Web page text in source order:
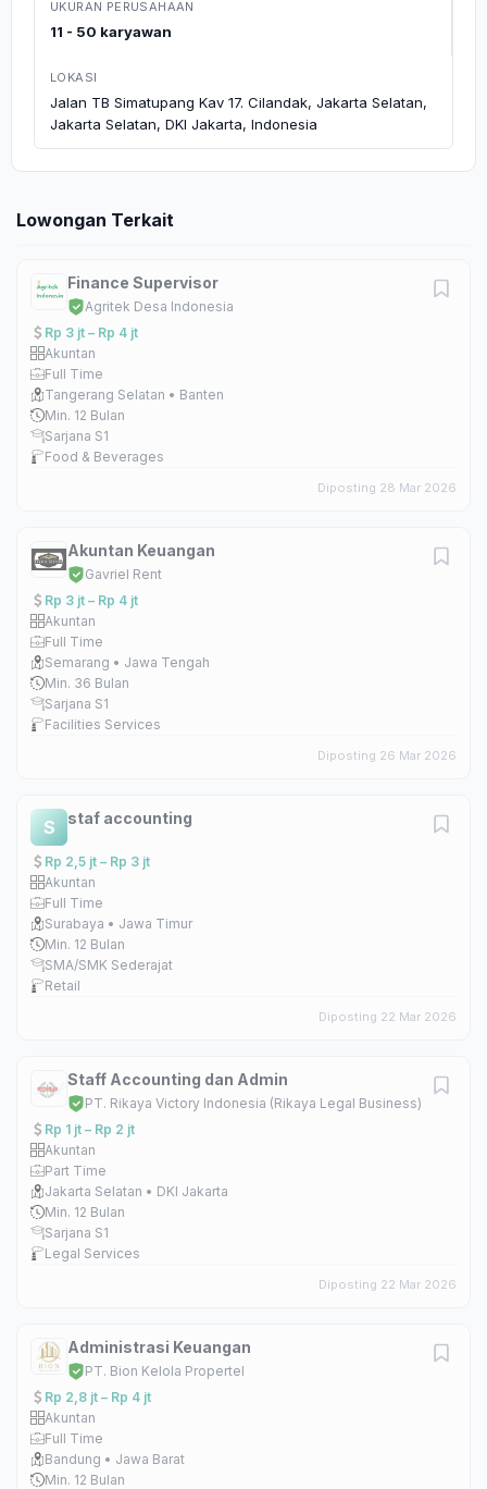
UKURAN PERUSAHAAN
11 - 50 karyawan
LOKASI
Jalan TB Simatupang Kav 17. Cilandak, Jakarta Selatan,
Jakarta Selatan, DKI Jakarta, Indonesia
Lowongan Terkait
Finance Supervisor
Agritek Desa Indonesia
Rp 3 jt – Rp 4 jt
Akuntan
Full Time
Tangerang Selatan • Banten
Min. 12 Bulan
Sarjana S1
Food & Beverages
Diposting 28 Mar 2026
Akuntan Keuangan
Gavriel Rent
Rp 3 jt – Rp 4 jt
Akuntan
Full Time
Semarang • Jawa Tengah
Min. 36 Bulan
Sarjana S1
Facilities Services
Diposting 26 Mar 2026
S staf accounting
Rp 2,5 jt – Rp 3 jt
Akuntan
Full Time
Surabaya • Jawa Timur
Min. 12 Bulan
SMA/SMK Sederajat
Retail
Diposting 22 Mar 2026
Staff Accounting dan Admin
PT. Rikaya Victory Indonesia (Rikaya Legal Business)
Rp 1 jt – Rp 2 jt
Akuntan
Part Time
Jakarta Selatan • DKI Jakarta
Min. 12 Bulan
Sarjana S1
Legal Services
Diposting 22 Mar 2026
Administrasi Keuangan
PT. Bion Kelola Propertel
Rp 2,8 jt – Rp 4 jt
Akuntan
Full Time
Bandung • Jawa Barat
Min. 12 Bulan